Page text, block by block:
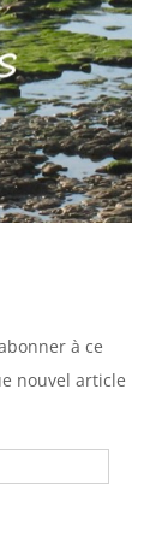
à ce
nouvel article